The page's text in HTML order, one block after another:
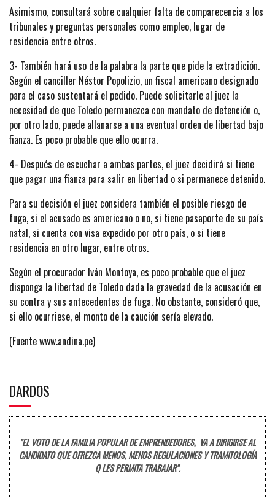
Asimismo, consultará sobre cualquier falta de comparecencia a los
tribunales y preguntas personales como empleo, lugar de
residencia entre otros.
3- También hará uso de la palabra la parte que pide la extradición.
Según el canciller Néstor Popolizio, un fiscal americano designado
para el caso sustentará el pedido. Puede solicitarle al juez la
necesidad de que Toledo permanezca con mandato de detención o,
por otro lado, puede allanarse a una eventual orden de libertad bajo
fianza. Es poco probable que ello ocurra.
4- Después de escuchar a ambas partes, el juez decidirá si tiene
que pagar una fianza para salir en libertad o si permanece detenido.
Para su decisión el juez considera también el posible riesgo de
fuga, si el acusado es americano o no, si tiene pasaporte de su país
natal, si cuenta con visa expedido por otro país, o si tiene
residencia en otro lugar, entre otros.
Según el procurador Iván Montoya, es poco probable que el juez
disponga la libertad de Toledo dada la gravedad de la acusación en
su contra y sus antecedentes de fuga. No obstante, consideró que,
si ello ocurriese, el monto de la caución sería elevado.
(Fuente www.andina.pe)
DARDOS
"EL VOTO DE LA FAMILIA POPULAR DE EMPRENDEDORES, VA A DIRIGIRSE AL
CANDIDATO QUE OFREZCA MENOS, MENOS REGULACIONES Y TRAMITOLOGÍA
Q LES PERMITA TRABAJAR".